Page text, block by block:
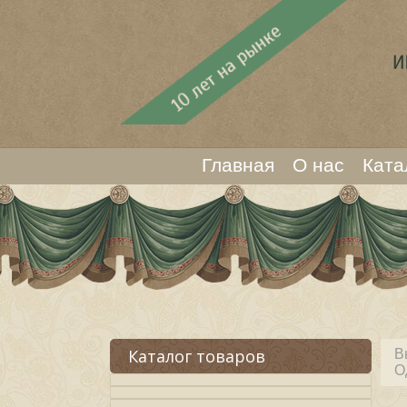
Главная О нас
Каталог товаров